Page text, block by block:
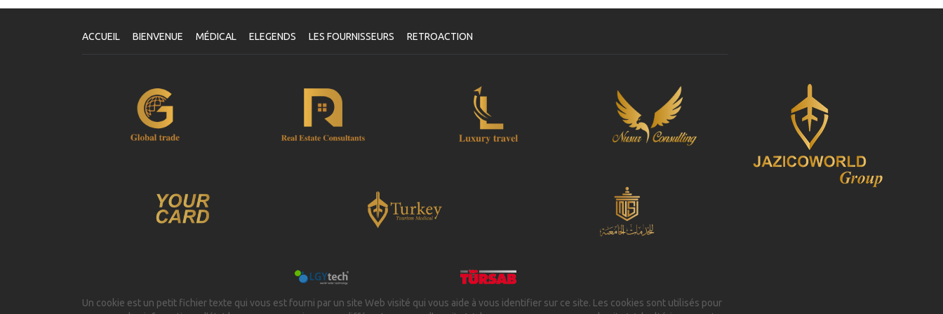
votre paiement a été traité, il vous sera demandé de reconfirmer
Votre Santé est Notre Priorité !
ACCUEIL BIENVENUE MÉDICAL ELEGENDS LES FOURNISSEURS RETROACTION
Un cookie est un petit fichier texte qui vous est fourni par un site Web visité qui vous aide à vous identifier sur ce site. Les cookies sont utilisés pour